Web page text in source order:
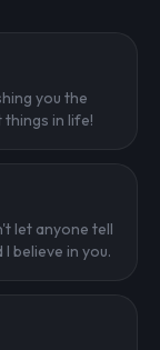
you the
things in life!
let anyone tell
believe in you.